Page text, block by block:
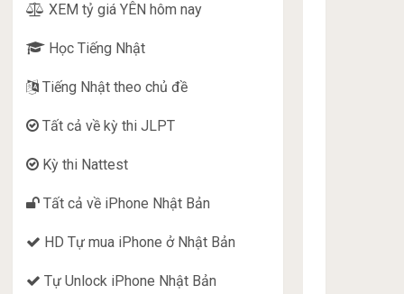
XEM tỷ giá YÊN hôm nay
Học Tiếng Nhật
Tiếng Nhật theo chủ đề
Tất cả về kỳ thi JLPT
Kỳ thi Nattest
Tất cả về iPhone Nhật Bản
HD Tự mua iPhone ở Nhật Bản
Tự Unlock iPhone Nhật Bản